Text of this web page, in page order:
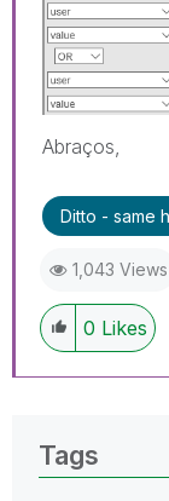
Abraços,
Ditto - same
1,043 Views
0 Likes
Tags